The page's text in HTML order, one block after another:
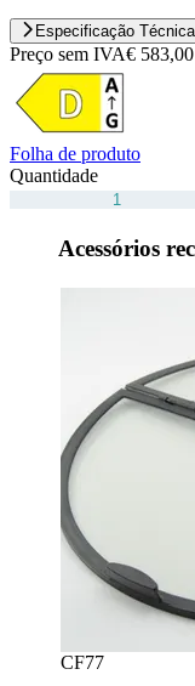
Especificação Técnica
Preço sem IVA€ 583,00
Folha de produto
Quantidade
Acessórios
CF77